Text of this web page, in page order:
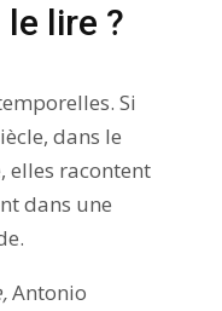
lire ?
Si
dans le
elles racontent
dans une
Antonio